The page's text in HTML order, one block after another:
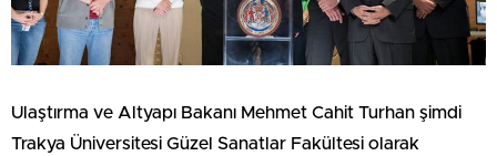
Ulaştırma ve Altyapı Bakanı Mehmet Cahit Turhan şimdi
Trakya Üniversitesi Güzel Sanatlar Fakültesi olarak